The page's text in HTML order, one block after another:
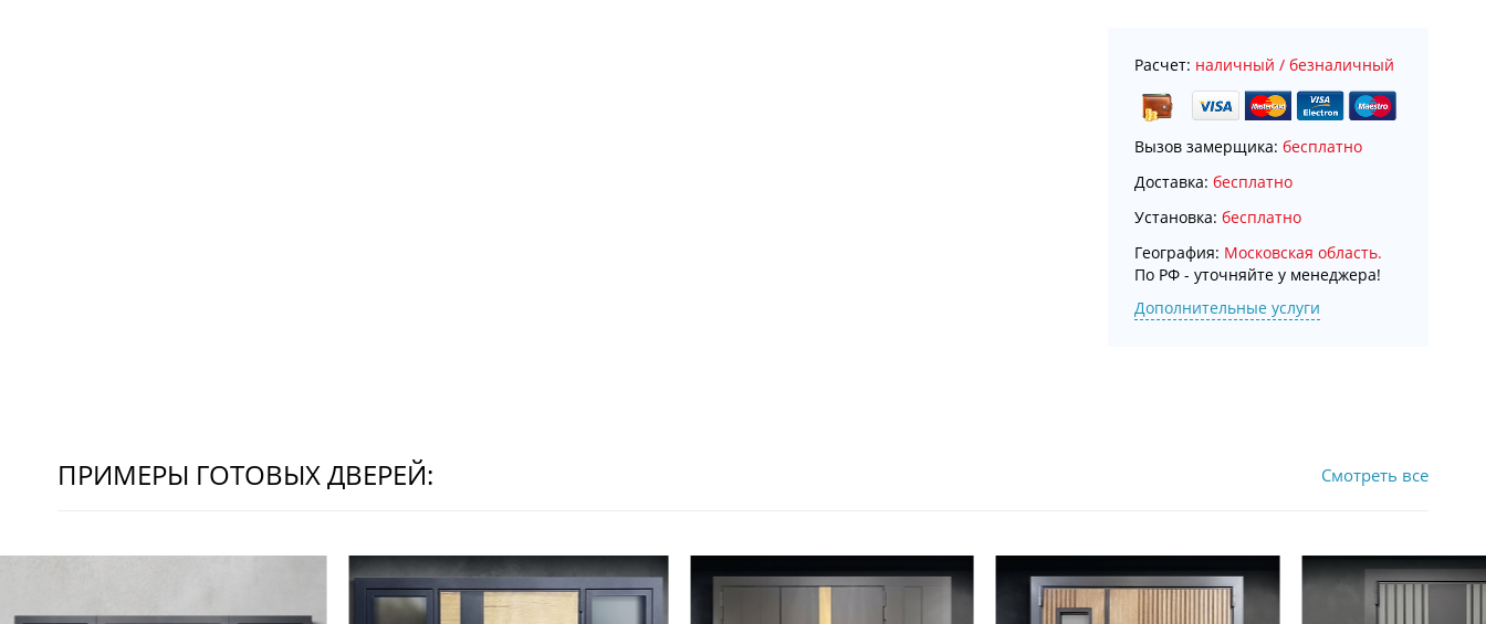
Расчет: наличный / безналичный
Вызов замерщика: бесплатно
Доставка: бесплатно
Установка: бесплатно
География: Московская область.
По РФ - уточняйте у менеджера!
Дополнительные услуги
ПРИМЕРЫ ГОТОВЫХ ДВЕРЕЙ: Смотреть все